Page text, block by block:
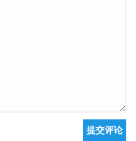
提交评论